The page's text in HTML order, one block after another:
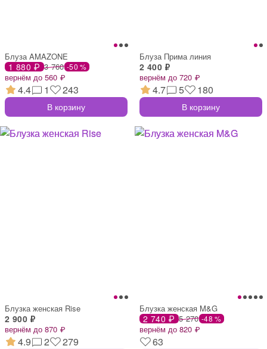
Блуза AMAZONE
1 880 ₽ 3 760 -50 %
вернём до 560 ₽
4.4 1 243
В корзину
Блуза Прима линия
2 400 ₽
вернём до 720 ₽
4.7 5 180
В корзину
Блузка женская Rise
2 900 ₽
вернём до 870 ₽
4.9 2 279
Блузка женская M&G
2 740 ₽ 5 270 -48 %
вернём до 820 ₽
63